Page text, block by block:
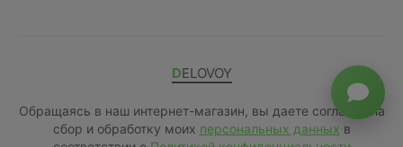
DELOVOY
Обращаясь в наш интернет-магазин, вы даете согласие на
сбор и обработку моих персональных данных в